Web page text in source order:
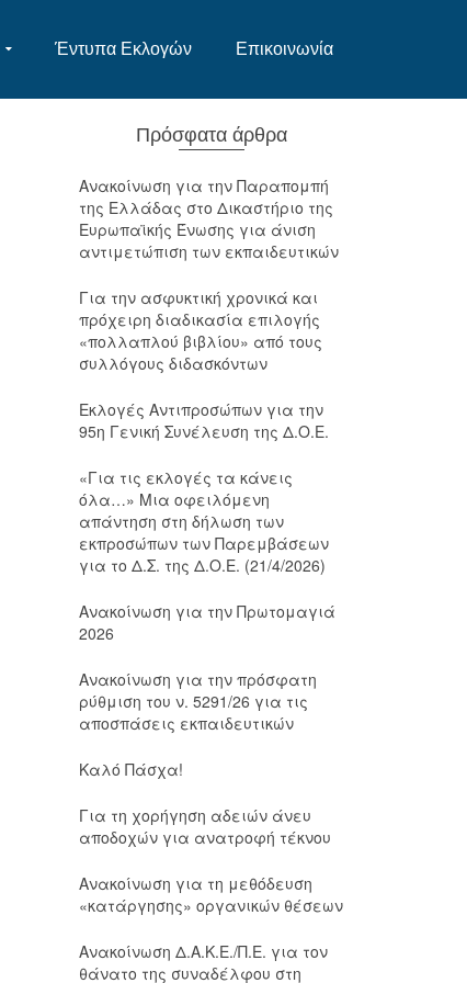
Έντυπα Εκλογών Επικοινωνία
Πρόσφατα άρθρα
Ανακοίνωση για την Παραπομπή
της Ελλάδας στο Δικαστήριο της
Ευρωπαϊκής Ένωσης για άνιση
αντιμετώπιση των εκπαιδευτικών
Για την ασφυκτική χρονικά και
πρόχειρη διαδικασία επιλογής
«πολλαπλού βιβλίου» από τους
συλλόγους διδασκόντων
Εκλογές Αντιπροσώπων για την
95η Γενική Συνέλευση της Δ.Ο.Ε.
«Για τις εκλογές τα κάνεις
όλα…» Μια οφειλόμενη
απάντηση στη δήλωση των
εκπροσώπων των Παρεμβάσεων
για το Δ.Σ. της Δ.Ο.Ε. (21/4/2026)
Ανακοίνωση για την Πρωτομαγιά
2026
Ανακοίνωση για την πρόσφατη
ρύθμιση του ν. 5291/26 για τις
αποσπάσεις εκπαιδευτικών
Καλό Πάσχα!
Για τη χορήγηση αδειών άνευ
αποδοχών για ανατροφή τέκνου
Ανακοίνωση για τη μεθόδευση
«κατάργησης» οργανικών θέσεων
Ανακοίνωση Δ.Α.Κ.Ε./Π.Ε. για τον
θάνατο της συναδέλφου στη